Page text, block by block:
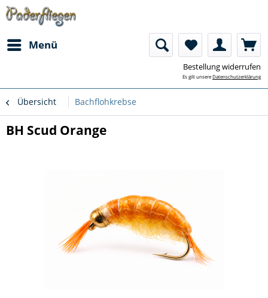
Menü
Bestellung widerrufen
Es gilt unsereDatenschutzerklärung
Übersicht Bachflohkrebse
BH Scud Orange